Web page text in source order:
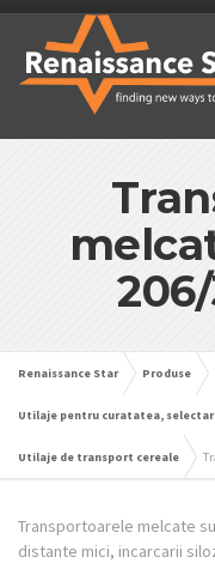
Renaissance Star Produse
Utilaje pentru curatatea,
Utilaje de transport cereale
Transportoarele melcate
distante mici, incarcarii